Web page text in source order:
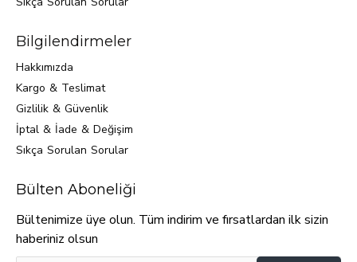
Bilgilendirmeler
Hakkımızda
Kargo & Teslimat
Gizlilik & Güvenlik
İptal & İade & Değişim
Sıkça Sorulan Sorular
Bülten Aboneliği
Bültenimize üye olun. Tüm indirim ve fırsatlardan ilk sizin
haberiniz olsun